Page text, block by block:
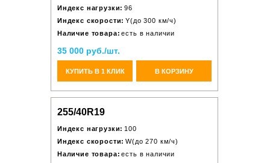
Индекс нагрузки: 96
Индекс скорости: Y(до 300 км/ч)
Наличие товара: есть в наличии
35 000 руб./шт.
КУПИТЬ В 1 КЛИК В КОРЗИНУ
255/40R19
Индекс нагрузки: 100
Индекс скорости: W(до 270 км/ч)
Наличие товара: есть в наличии